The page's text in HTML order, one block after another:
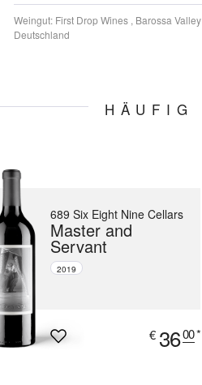
Weingut: First Drop Wines , Barossa
Deutschland
HÄUFIG
689 Six Eight Nine Cellars
Master and
Servant
2019
€ 3600*